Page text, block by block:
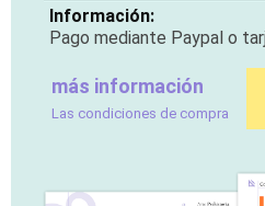
Información:
Pago mediante Paypal o
más información
Las condiciones de compra